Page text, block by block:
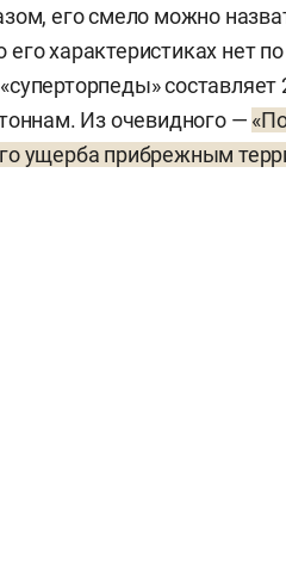
его смело можно
характеристиках нет
Из очевидного —
ущерба прибрежным